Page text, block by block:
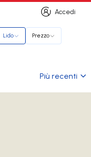
Accedi
Accedi
Lido Prezzo
Più recenti